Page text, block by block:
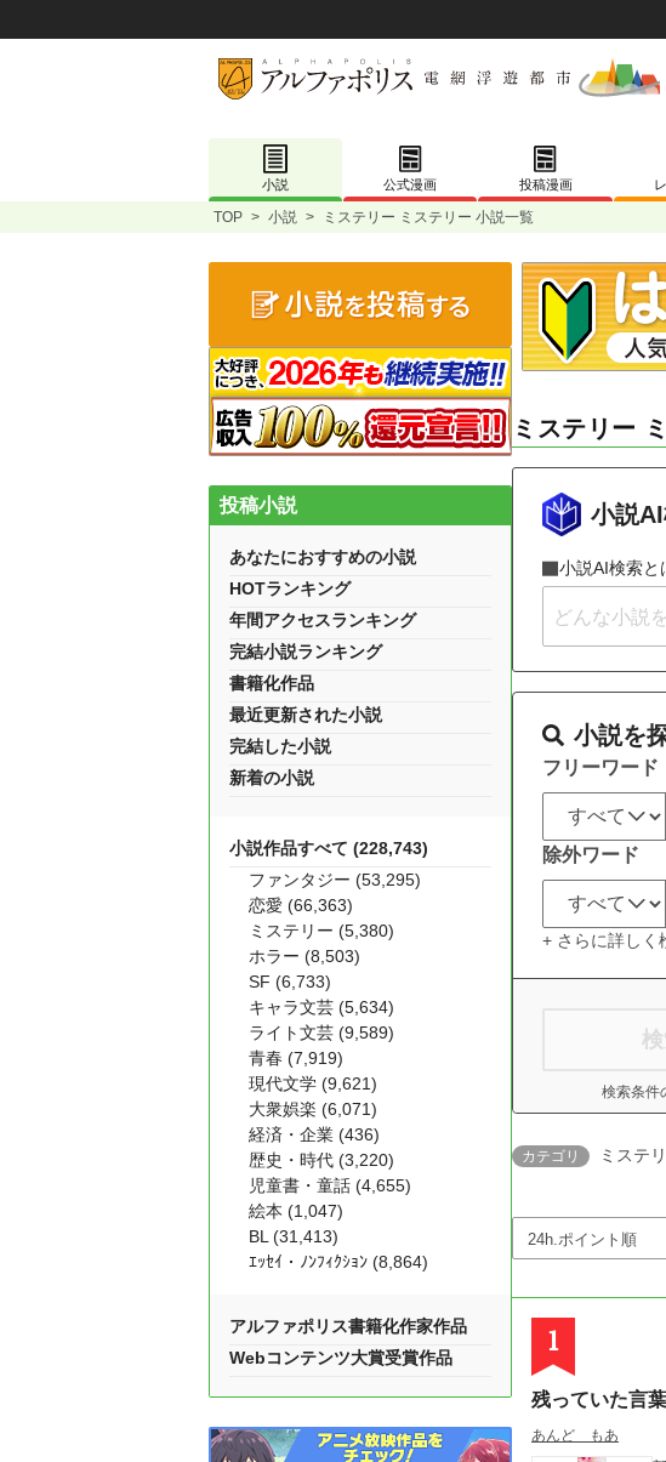
小説 公式漫画 投稿漫画
TOP > 小説 > ミステリー ミステリー 小説一覧
ミステリー
小説
小説AI検索と
小説を
フリーワード
除外ワード
+ さらに詳しく
検索条件
カテゴリ ミステ
1
残っていた言葉
あんど もあ
投稿小説
あなたにおすすめの小説
HOTランキング
年間アクセスランキング
完結小説ランキング
書籍化作品
最近更新された小説
完結した小説
新着の小説
小説作品すべて (228,743)
ファンタジー (53,295)
恋愛 (66,363)
ミステリー (5,380)
ホラー (8,503)
SF (6,733)
キャラ文芸 (5,634)
ライト文芸 (9,589)
青春 (7,919)
現代文学 (9,621)
大衆娯楽 (6,071)
経済・企業 (436)
歴史・時代 (3,220)
児童書・童話 (4,655)
絵本 (1,047)
BL (31,413)
ｴｯｾｲ・ﾉﾝﾌｨｸｼｮﾝ (8,864)
アルファポリス書籍化作家作品
Webコンテンツ大賞受賞作品